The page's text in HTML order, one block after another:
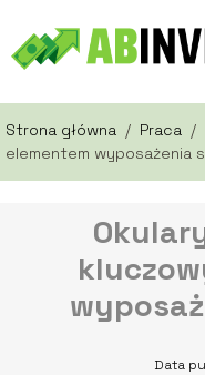
Strona główna / Praca /
elementem wyposażenia
Data